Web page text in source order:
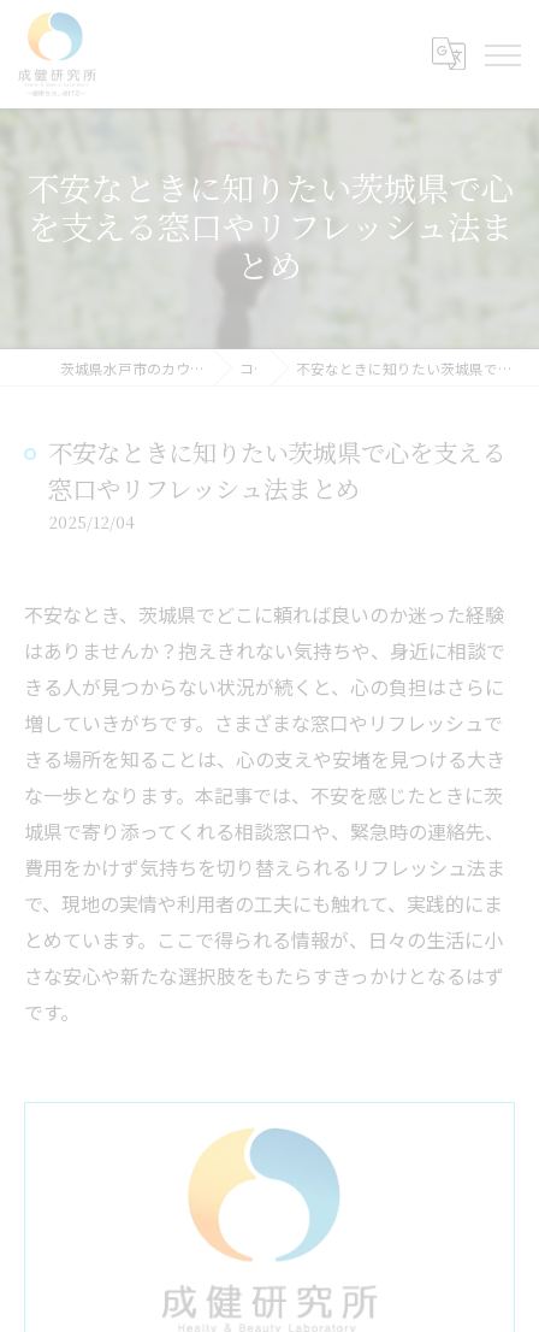
不安なときに知りたい茨城県で心
を支える窓口やリフレッシュ法ま
とめ
茨城県水戸市のカウンセリングなら成健研究所 コラム 不安なときに知りたい茨城県で心を支える窓口やリフレッシュ法まとめ
不安なときに知りたい茨城県で心を支える
窓口やリフレッシュ法まとめ
2025/12/04
不安なとき、茨城県でどこに頼れば良いのか迷った経験
はありませんか？抱えきれない気持ちや、身近に相談で
きる人が見つからない状況が続くと、心の負担はさらに
増していきがちです。さまざまな窓口やリフレッシュで
きる場所を知ることは、心の支えや安堵を見つける大き
な一歩となります。本記事では、不安を感じたときに茨
城県で寄り添ってくれる相談窓口や、緊急時の連絡先、
費用をかけず気持ちを切り替えられるリフレッシュ法ま
で、現地の実情や利用者の工夫にも触れて、実践的にま
とめています。ここで得られる情報が、日々の生活に小
さな安心や新たな選択肢をもたらすきっかけとなるはず
です。